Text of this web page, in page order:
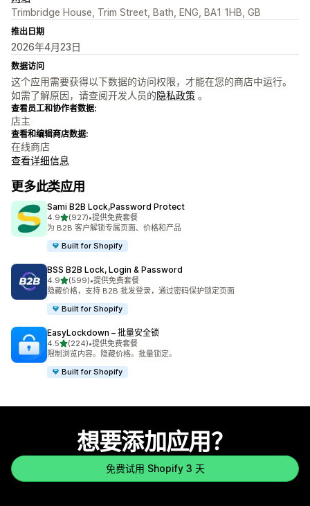
Trimbridge House, Trim Street, Bath, ENG, BA1 1HB, GB
推出日期
2026年4月23日
数据访问
这个应用需要获得以下数据的访问权限，才能在您的商店中运行。
如需了解原因，请查阅开发人员的隐私政策 。
查看员工和协作者数据:
店主
查看和编辑商店数据:
在线商店
查看详细信息
更多此类应用
Sami B2B Lock,Password Protect
4.9星（满分 5 星）
(927)
总共 927 条评论
•提供免费套餐
为 B2B 客户解锁专属页面、价格和产品
Built for Shopify
BSS B2B Lock, Login & Password
4.9星（满分 5 星）
(599)
总共 599 条评论
•提供免费套餐
隐藏价格，支持 B2B 批发登录，通过密码保护锁定页面
Built for Shopify
EasyLockdown – 批量安全锁
4.5星（满分 5 星）
(224)
总共 224 条评论
•提供免费套餐
限制浏览内容。隐藏价格。批量锁定。
Built for Shopify
想要添加应用？
免费试用 Shopify 3 天